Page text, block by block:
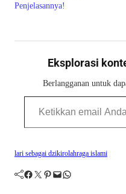
Penjelasannya!
Eksplorasi
Berlangganan untuk
Ketikkan email Anda...
lari sebagai dzikirolahraga islami
Facebook Twitter Pinterest Mail WhatsApp